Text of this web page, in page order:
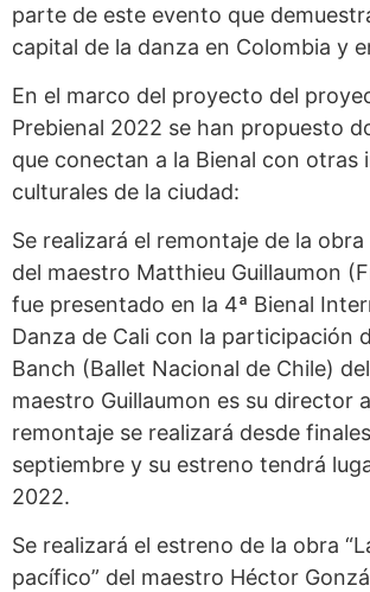
parte de este evento que
capital de la danza en Colombia y
En el marco del proyecto del
Prebienal 2022 se han propuesto
que conectan a la Bienal con otras
culturales de la ciudad:
Se realizará el remontaje de la obra
del maestro Matthieu Guillaumon
fue presentado en la 4ª Bienal
Danza de Cali con la participación
Banch (Ballet Nacional de Chile)
maestro Guillaumon es su director
remontaje se realizará desde
septiembre y su estreno tendrá
2022.
Se realizará el estreno de la obra
pacífico” del maestro Héctor